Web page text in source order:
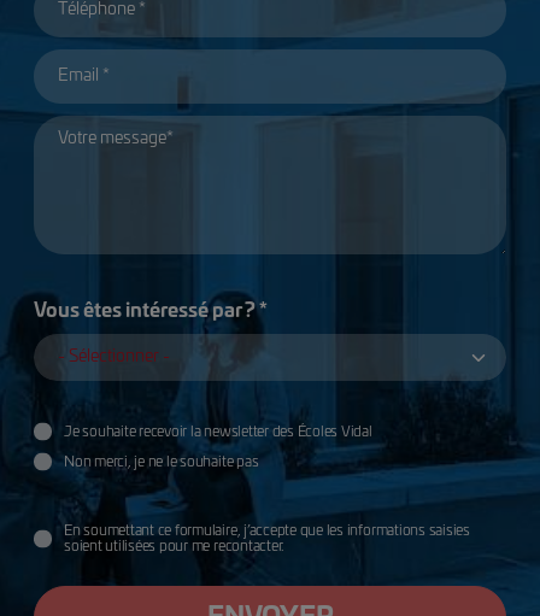
Vous êtes intéressé par ? *
Utilisation des données
Je souhaite recevoir la newsletter des Écoles Vidal
Non merci, je ne le souhaite pas
données
En soumettant ce formulaire, j’accepte que les informations saisies
soient utilisées pour me recontacter.